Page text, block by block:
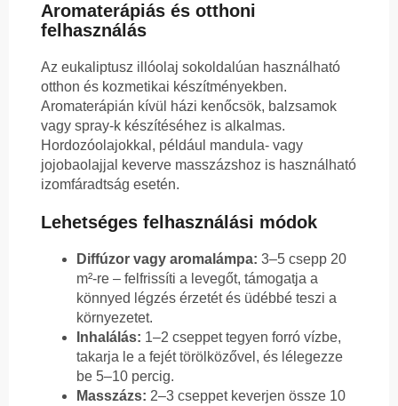
Aromaterápiás és otthoni
felhasználás
Az eukaliptusz illóolaj sokoldalúan használható
otthon és kozmetikai készítményekben.
Aromaterápián kívül házi kenőcsök, balzsamok
vagy spray-k készítéséhez is alkalmas.
Hordozóolajokkal, például mandula- vagy
jojobaolajjal keverve masszázshoz is használható
izomfáradtság esetén.
Lehetséges felhasználási módok
Diffúzor vagy aromalámpa: 3–5 csepp 20
m²-re – felfrissíti a levegőt, támogatja a
könnyed légzés érzetét és üdébbé teszi a
környezetet.
Inhalálás: 1–2 cseppet tegyen forró vízbe,
takarja le a fejét törölközővel, és lélegezze
be 5–10 percig.
Masszázs: 2–3 cseppet keverjen össze 10